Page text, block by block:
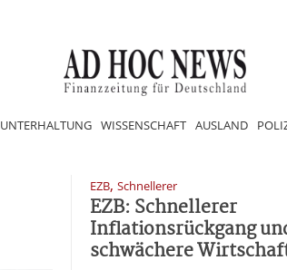
UNTERHALTUNG WISSENSCHAFT AUSLAND
EZB, Schnellerer
EZB: Schnellerer
Inflationsrückgang
schwächere